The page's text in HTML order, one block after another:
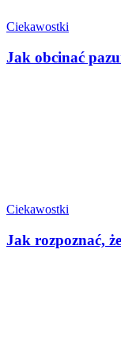
Ciekawostki
Jak obcinać
Ciekawostki
Jak rozpoznać,